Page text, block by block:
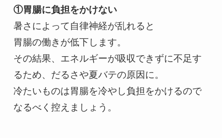
①胃腸に負担をかけない
暑さによって自律神経が乱れると
胃腸の働きが低下します。
その結果、エネルギーが吸収できずに不足す
るため、だるさや夏バテの原因に。
冷たいものは胃腸を冷やし負担をかけるので
なるべく控えましょう。